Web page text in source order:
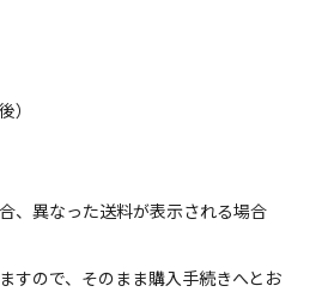
）
、異なった送料が表示される場合
すので、そのまま購入手続きへとお